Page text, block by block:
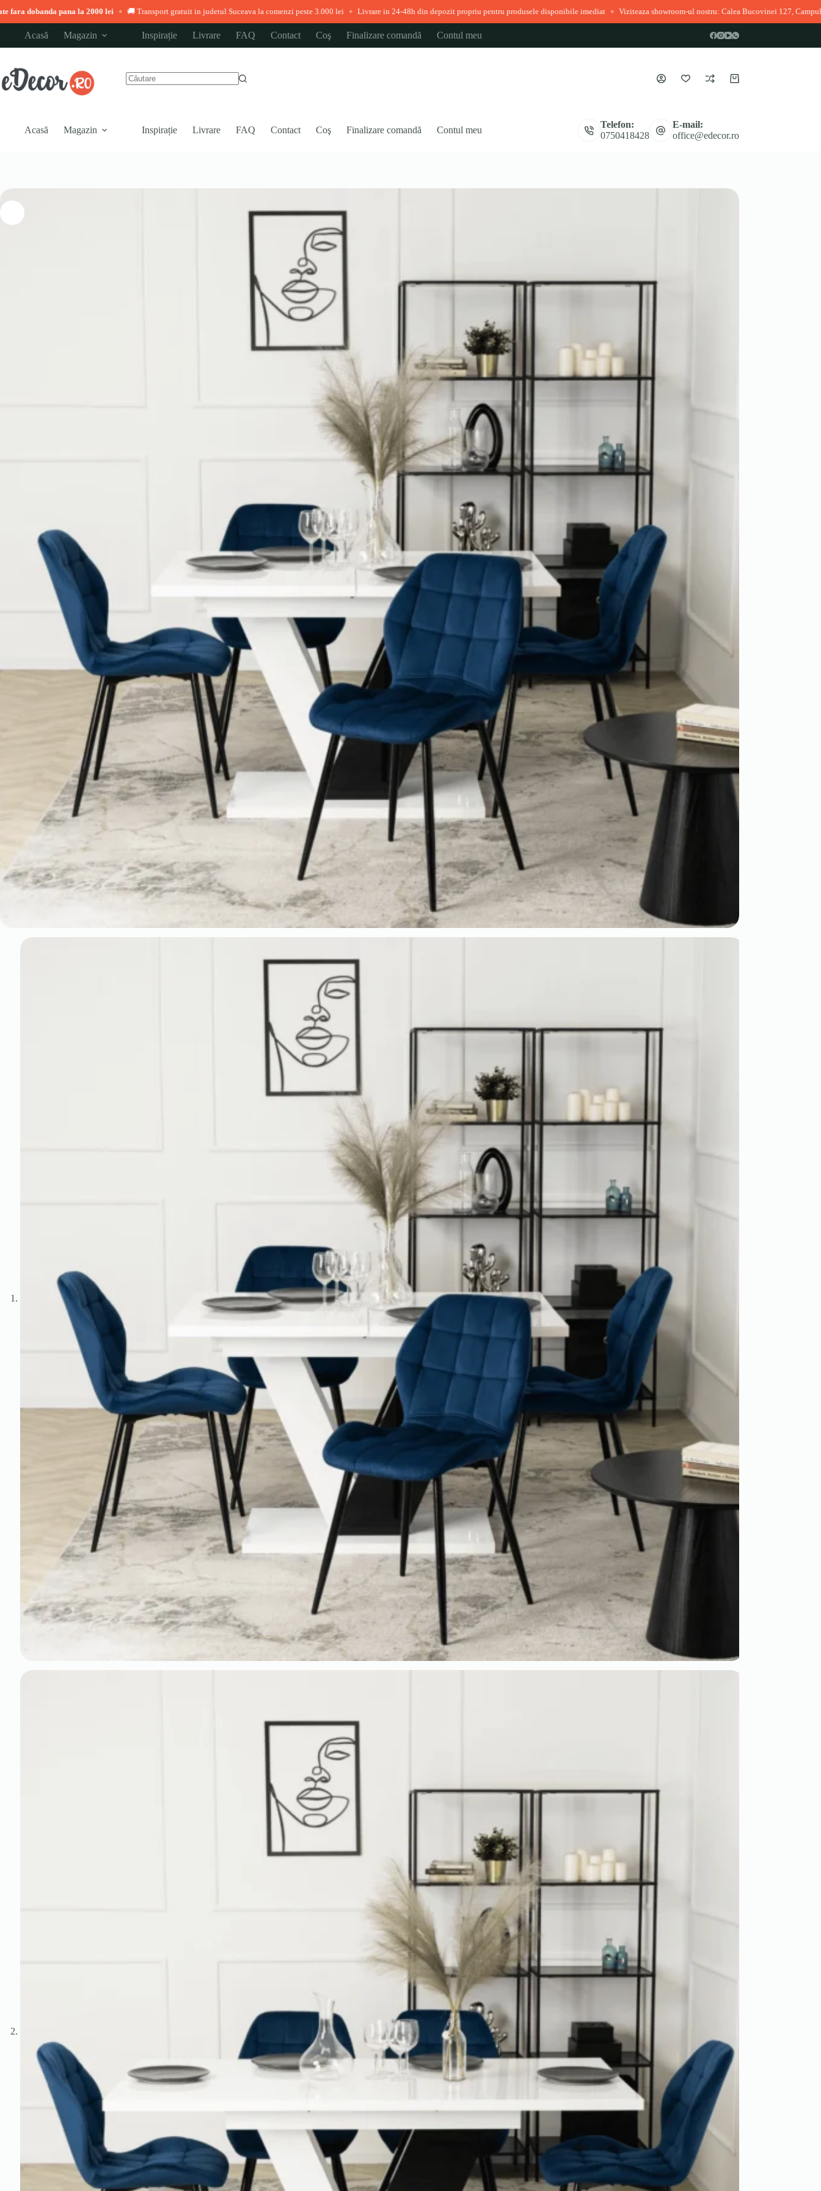
la 2000 lei ◆ 🚚 Transport gratuit in judetul Suceava la comenzi peste 3.000 lei ◆ Livrare in 24-48h din depozit propriu pentru produsele disponibile imediat ◆ Viziteaza showroom-ul nostru: Calea Bucovinei 127, Campulung Moldovenesc
conținut
Acasă Magazin Inspirație Livrare FAQ Contact Coş Finalizare comandă Contul meu
Coș
Acasă Magazin Inspirație Livrare FAQ Contact Coş Finalizare comandă Contul meu
Telefon:
0750418428
E-mail:
office@edecor.ro